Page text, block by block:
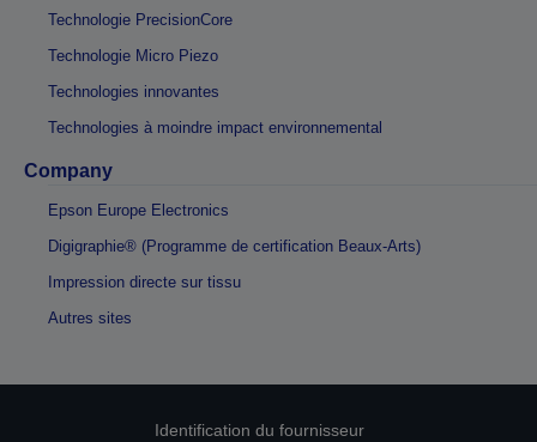
Technologie PrecisionCore
Technologie Micro Piezo
Technologies innovantes
Technologies à moindre impact environnemental
Company
Epson Europe Electronics
Digigraphie® (Programme de certification Beaux-Arts)
Impression directe sur tissu
Autres sites
Identification du fournisseur